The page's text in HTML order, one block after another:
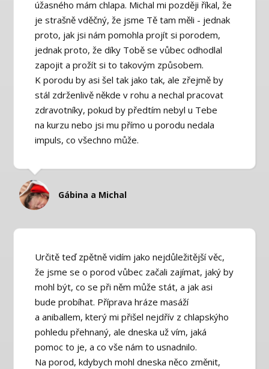
úžasného mám chlapa. Michal mi později říkal, že
je strašně vděčný, že jsme Tě tam měli - jednak
proto, jak jsi nám pomohla projít si porodem,
jednak proto, že díky Tobě se vůbec odhodlal
zapojit a prožít si to takovým způsobem.
K porodu by asi šel tak jako tak, ale zřejmě by
stál zdrženlivě někde v rohu a nechal pracovat
zdravotníky, pokud by předtím nebyl u Tebe
na kurzu nebo jsi mu přímo u porodu nedala
impuls, co všechno může.
Gábina a Michal
Určitě teď zpětně vidím jako nejdůležitější věc,
že jsme se o porod vůbec začali zajímat, jaký by
mohl být, co se při něm může stát, a jak asi
bude probíhat. Příprava hráze masáží
a aniballem, který mi přišel nejdřív z chlapskýho
pohledu přehnaný, ale dneska už vím, jaká
pomoc to je, a co vše nám to usnadnilo.
Na porod, kdybych mohl dneska něco změnit,